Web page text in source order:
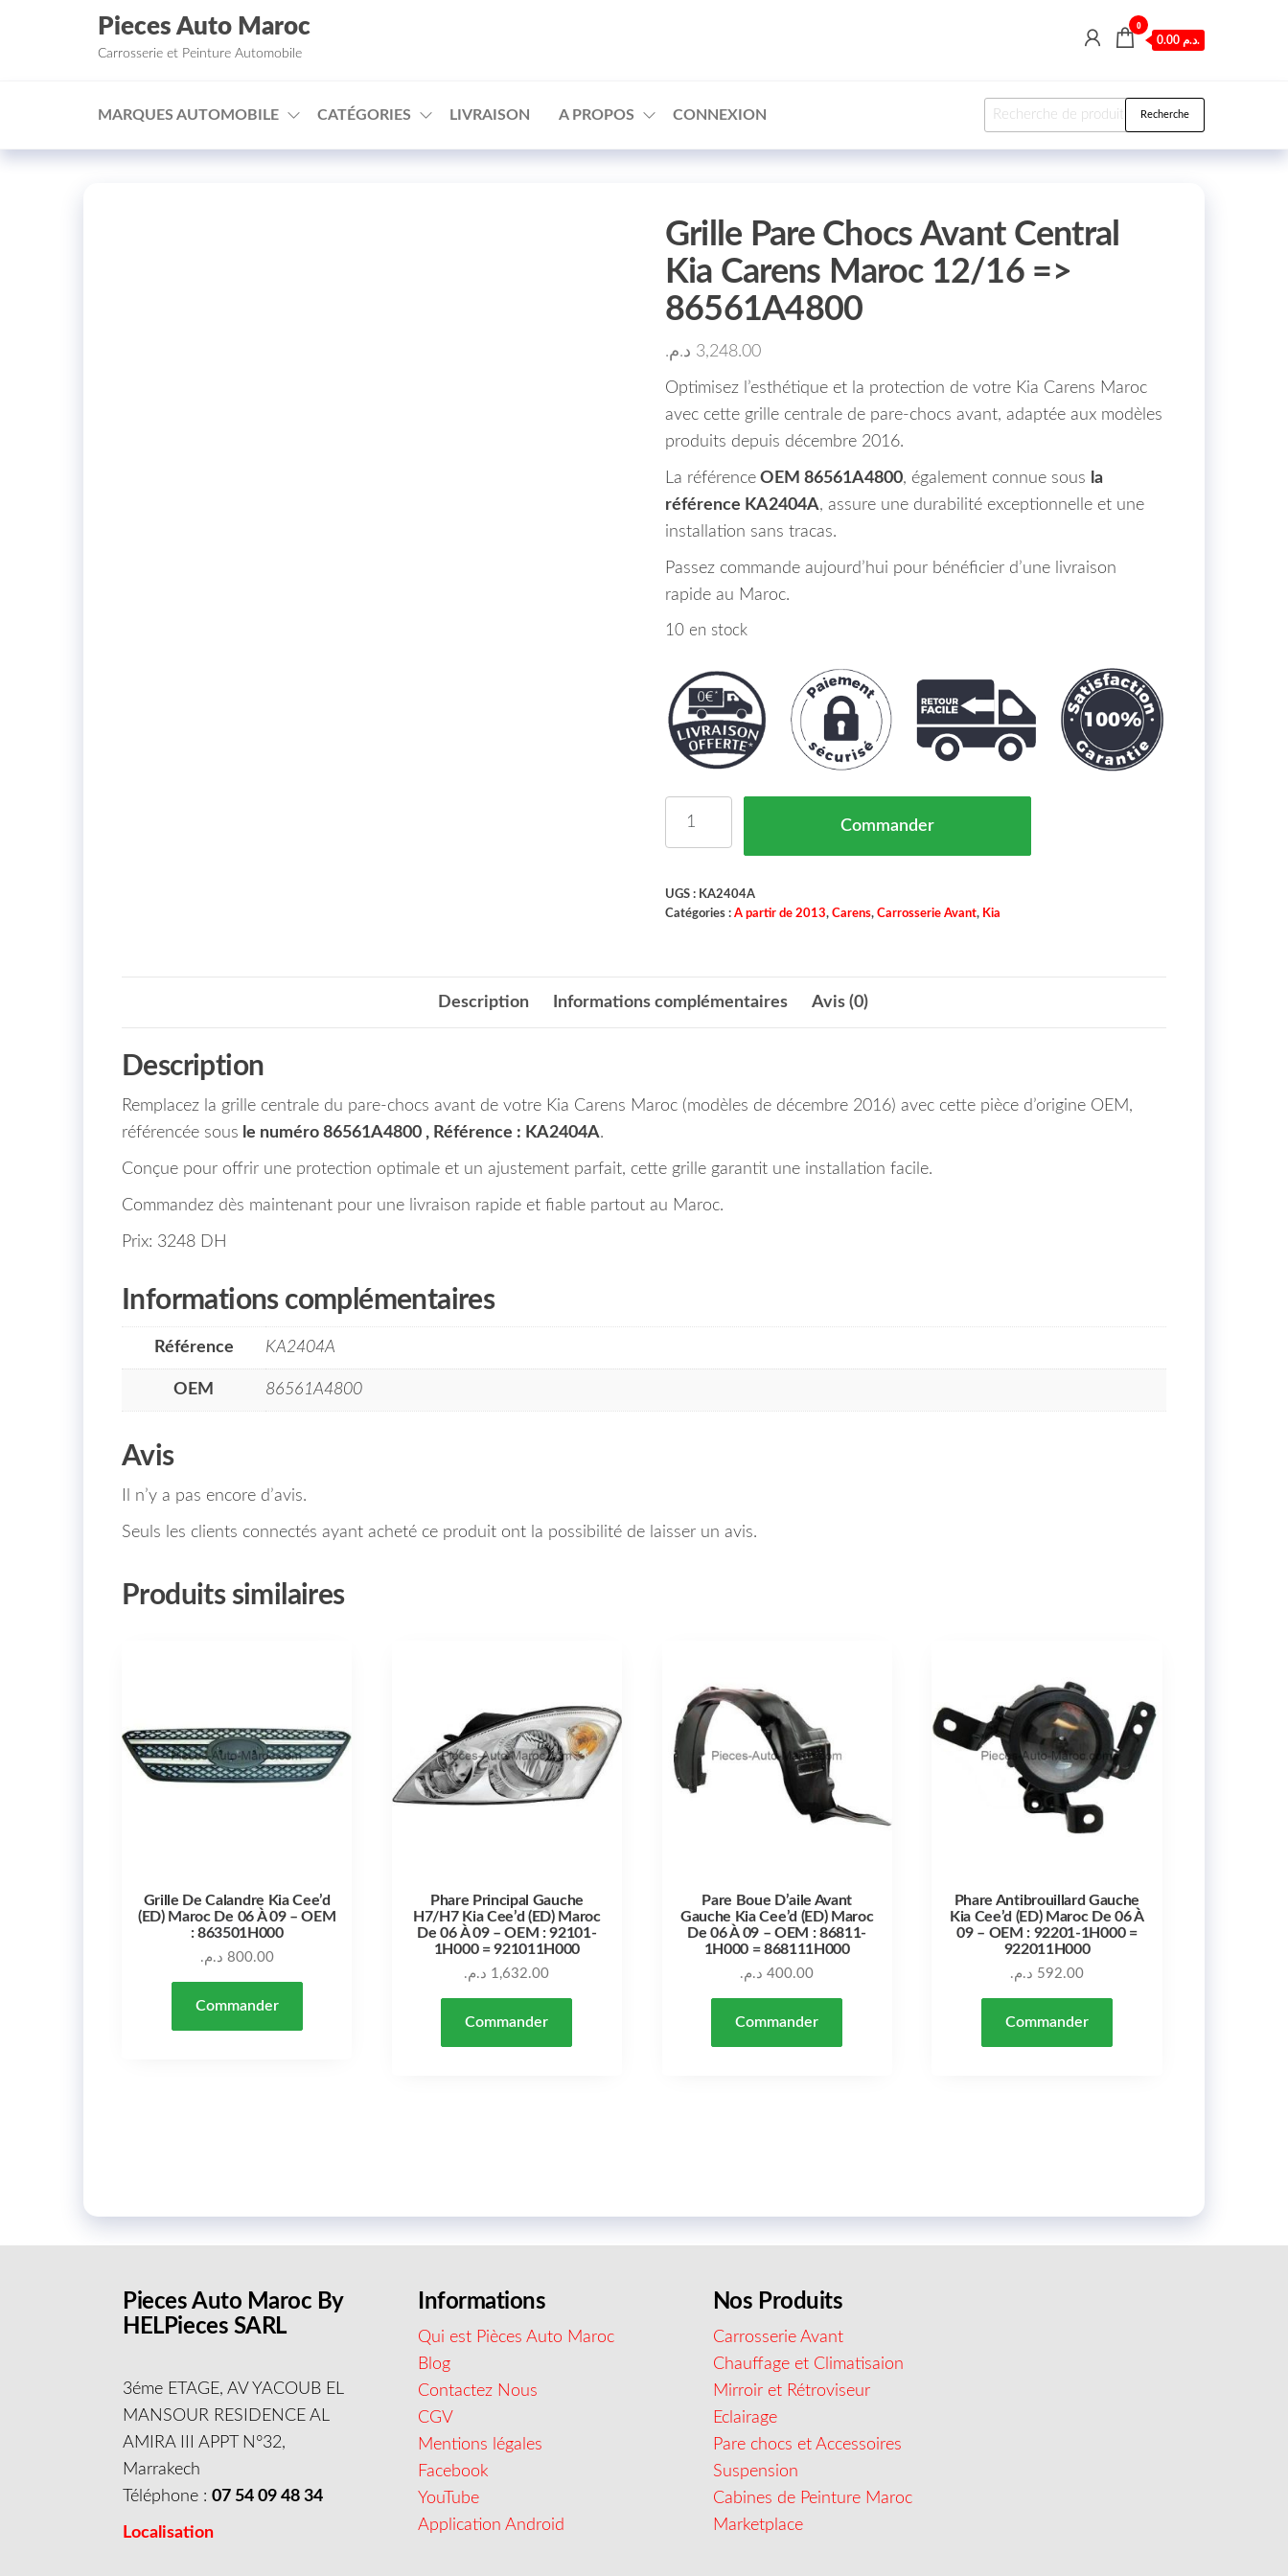
□
Aller au contenu
Pieces Auto Maroc
Carrosserie et Peinture Automobile
0
0.00 د.م.
MARQUES AUTOMOBILE CATÉGORIES LIVRAISON A PROPOS CONNEXION Recherche pour : Recherche
Grille Pare Chocs Avant Central
Kia Carens Maroc 12/16 =>
86561A4800
3,248.00 د.م.
Optimisez l’esthétique et la protection de votre Kia Carens Maroc
avec cette grille centrale de pare-chocs avant, adaptée aux modèles
produits depuis décembre 2016.
La référenceOEM 86561A4800, également connue sous la
référence KA2404A, assure une durabilité exceptionnelle et une
installation sans tracas.
Passez commande aujourd’hui pour bénéficier d’une livraison
rapide au Maroc.
10 en stock
Commander
UGS : KA2404A
Catégories : A partir de 2013, Carens, Carrosserie Avant, Kia
Description Informations complémentaires Avis (0)
Description
Remplacez la grille centrale du pare-chocs avant de votre Kia Carens Maroc (modèles de décembre 2016) avec cette pièce d’origine OEM,
référencée sous le numéro 86561A4800 , Référence : KA2404A.
Conçue pour offrir une protection optimale et un ajustement parfait, cette grille garantit une installation facile.
Commandez dès maintenant pour une livraison rapide et fiable partout au Maroc.
Prix: 3248 DH
Informations complémentaires
Référence KA2404A
OEM 86561A4800
Avis
Il n’y a pas encore d’avis.
Seuls les clients connectés ayant acheté ce produit ont la possibilité de laisser un avis.
Produits similaires
Grille De Calandre Kia Cee’d
(ED) Maroc De 06 À 09 – OEM
: 863501H000
800.00 د.م.
Commander
Phare Principal Gauche
H7/H7 Kia Cee’d (ED) Maroc
De 06 À 09 – OEM : 92101-
1H000 = 921011H000
1,632.00 د.م.
Commander
Pare Boue D’aile Avant
Gauche Kia Cee’d (ED) Maroc
De 06 À 09 – OEM : 86811-
1H000 = 868111H000
400.00 د.م.
Commander
Phare Antibrouillard Gauche
Kia Cee’d (ED) Maroc De 06 À
09 – OEM : 92201-1H000 =
922011H000
592.00 د.م.
Commander
Pieces Auto Maroc By
HELPieces SARL
3éme ETAGE, AV YACOUB EL
MANSOUR RESIDENCE AL
AMIRA III APPT N°32,
Marrakech
Téléphone :07 54 09 48 34
Localisation
Informations
Qui est Pièces Auto Maroc
Blog
Contactez Nous
CGV
Mentions légales
Facebook
YouTube
Application Android
Nos Produits
Carrosserie Avant
Chauffage et Climatisaion
Mirroir et Rétroviseur
Eclairage
Pare chocs et Accessoires
Suspension
Cabines de Peinture Maroc
Marketplace